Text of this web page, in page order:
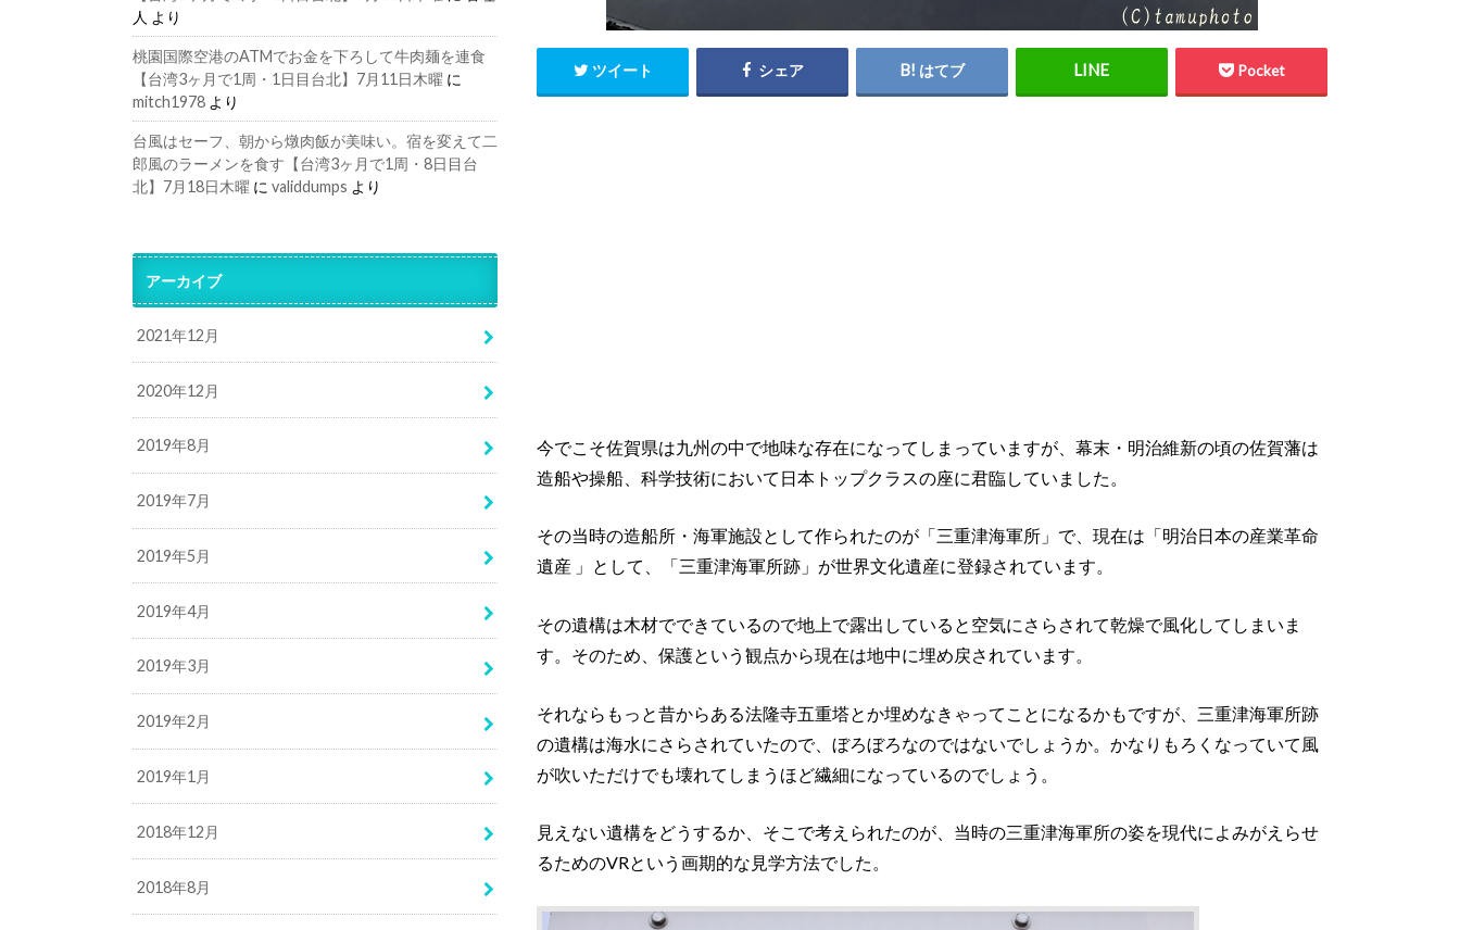
ツイート シェア はてブ Pocket
今でこそ佐賀県は九州の中で地味な存在になってしまっていますが、幕末・明治維新の頃の佐賀藩は
造船や操船、科学技術において日本トップクラスの座に君臨していました。
その当時の造船所・海軍施設として作られたのが「三重津海軍所」で、現在は「明治日本の産業革命
遺産 」として、「三重津海軍所跡」が世界文化遺産に登録されています。
その遺構は木材でできているので地上で露出していると空気にさらされて乾燥で風化してしまいま
す。そのため、保護という観点から現在は地中に埋め戻されています。
それならもっと昔からある法隆寺五重塔とか埋めなきゃってことになるかもですが、三重津海軍所跡
の遺構は海水にさらされていたので、ぼろぼろなのではないでしょうか。かなりもろくなっていて風
が吹いただけでも壊れてしまうほど繊細になっているのでしょう。
見えない遺構をどうするか、そこで考えられたのが、当時の三重津海軍所の姿を現代によみがえらせ
るためのVRという画期的な見学方法でした。
人 より
桃園国際空港のATMでお金を下ろして牛肉麺を連食
【台湾3ヶ月で1周・1日目台北】7月11日木曜 に
mitch1978 より
台風はセーフ、朝から燉肉飯が美味い。宿を変えて二
郎風のラーメンを食す【台湾3ヶ月で1周・8日目台
北】7月18日木曜 に validdumps より
アーカイブ
2021年12月
2020年12月
2019年8月
2019年7月
2019年5月
2019年4月
2019年3月
2019年2月
2019年1月
2018年12月
2018年8月